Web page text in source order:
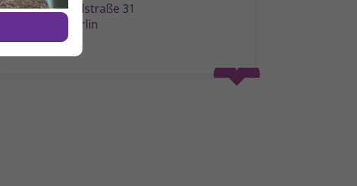
Hildegardstraße 31
10715 Berlin
Spenden